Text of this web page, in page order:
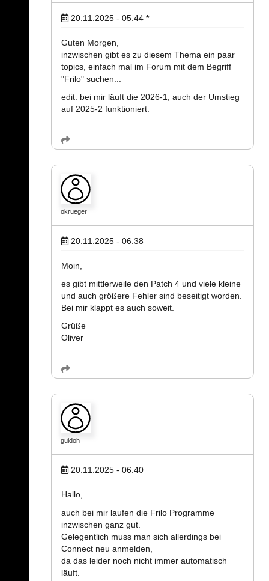
20.11.2025 - 05:44 *
Guten Morgen,
inzwischen gibt es zu diesem Thema ein paar
topics, einfach mal im Forum mit dem Begriff
"Frilo" suchen...
edit: bei mir läuft die 2026-1, auch der Umstieg
auf 2025-2 funktioniert.
okrueger
20.11.2025 - 06:38
Moin,
es gibt mittlerweile den Patch 4 und viele kleine
und auch größere Fehler sind beseitigt worden.
Bei mir klappt es auch soweit.
Grüße
Oliver
guidoh
20.11.2025 - 06:40
Hallo,
auch bei mir laufen die Frilo Programme
inzwischen ganz gut.
Gelegentlich muss man sich allerdings bei
Connect neu anmelden,
da das leider noch nicht immer automatisch
läuft.